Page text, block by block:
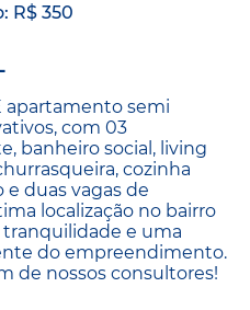
R$ 350
apartamento semi
com 03
banheiro social, living
cozinha
e duas vagas de
localização no bairro
e uma
do empreendimento.
de nossos consultores!